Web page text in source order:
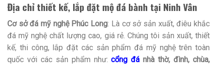
Địa chỉ thiết kế, lắp đặt mộ đá bành tại Ninh Vân
Cơ sở đá mỹ nghệ Phúc Long: Là cơ sở sản xuất, điêu khắc
đá mỹ nghệ chất lượng cao, giá rẻ. Chúng tôi sản xuất, thiết
kế, thi công, lắp đặt các sản phẩm đá mỹ nghệ trên toàn
quốc với các sản phẩm như:cổng đá nhà thờ, đình, chùa,